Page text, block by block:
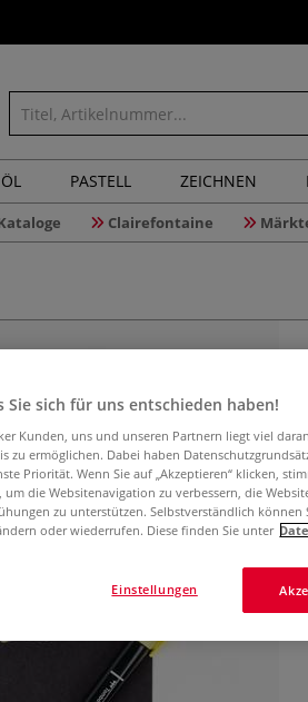
ÖL PASTELL ZEICHNEN
Clairefontaine
Sie sich für uns entschieden haben!
Kunden, uns und unseren Partnern liegt viel
zu ermöglichen. Dabei haben
Priorität. Wenn Sie auf „Akzeptieren“ klicken,
um die Websitenavigation zu verbessern, die
zu unterstützen. Selbstverständlich können
oder wiederrufen. Diese finden Sie unter
Einstellungen